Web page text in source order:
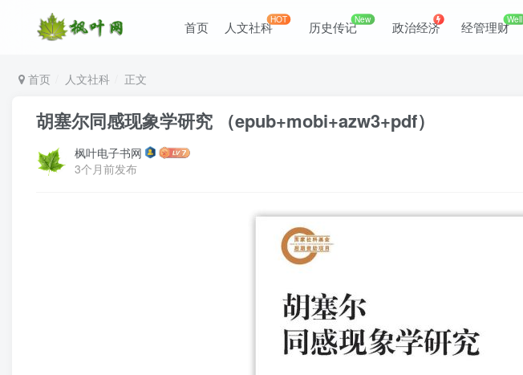
首页 人文社科HOT 历史传记New 政治经济 经管理财Well
首页 人文社科 正文
胡塞尔同感现象学研究 （epub+mobi+azw3+pdf）
枫叶电子书网
3个月前发布
用户名/手机号/邮箱